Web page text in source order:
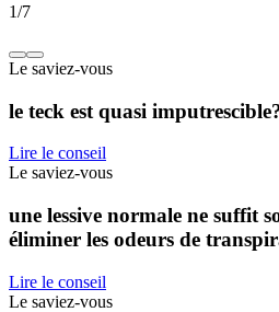
1/7
Le saviez-vous
le teck est quasi
Lire le conseil
Le saviez-vous
une lessive normale ne suffit
éliminer les odeurs de
Lire le conseil
Le saviez-vous